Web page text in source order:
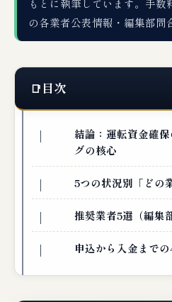
もとに執筆しています。手数
の各業者公表情報・編集部問
目次
結論：運転資金確
グの核心
5つの状況別「どの
推奨業者5選（編集
申込から入金まで